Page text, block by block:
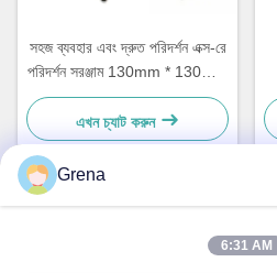
সহজ ব্যবহার এবং দ্রুত পরিদর্শন এক্স-রে
পরিদর্শন সরঞ্জাম 130mm * 130mm
কার্যকর এলাকা সঙ্গে ব্যাংক ইলেকট্রনিক্স
ত্রুটি খুঁজে
এখন চ্যাট করুন
Grena
6:31 AM